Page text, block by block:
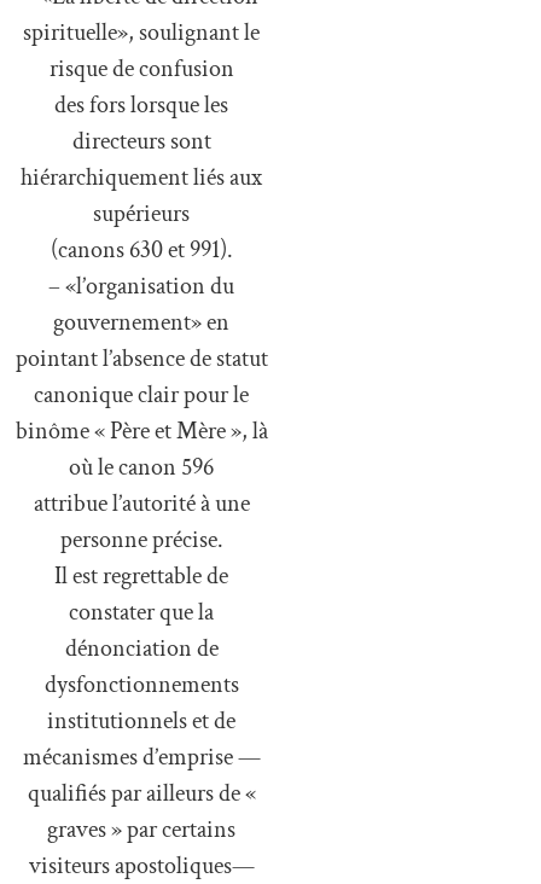
spirituelle», soulignant le
risque de confusion
des fors lorsque les
directeurs sont
hiérarchiquement liés aux
supérieurs
(canons 630 et 991).
– «l’organisation du
gouvernement» en
pointant l’absence de statut
canonique clair pour le
binôme « Père et Mère », là
où le canon 596
attribue l’autorité à une
personne précise.
Il est regrettable de
constater que la
dénonciation de
dysfonctionnements
institutionnels et de
mécanismes d’emprise —
qualifiés par ailleurs de «
graves » par certains
visiteurs apostoliques—